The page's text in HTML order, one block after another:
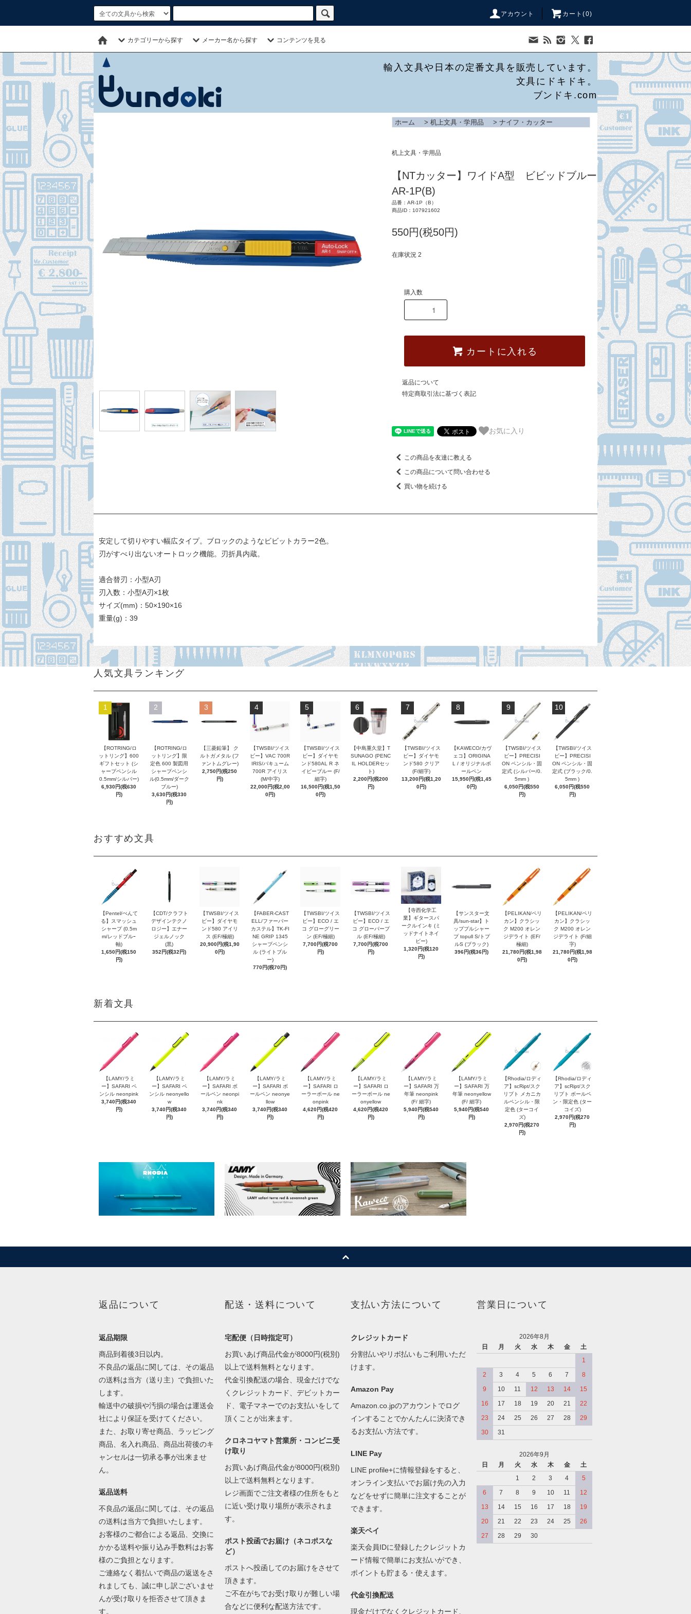
アカウント カート(0)
カテゴリーから探す メーカー名から探す コンテンツを見る
輸入文具や日本の定番文具を販売しています。
文具にドキドキ。
ブンドキ.com
ホーム > 机上文具・学用品 > ナイフ・カッター
机上文具・学用品
【NTカッター】ワイドA型 ビビッドブルー
AR-1P(B)
品番：AR-1P（B）
商品ID：107921602
550円(税50円)
在庫状況 2
購入数
カートに入れる
返品について
特定商取引法に基づく表記
お気に入り
この商品を友達に教える
この商品について問い合わせる
買い物を続ける
安定して切りやすい幅広タイプ。ブロックのようなビビットカラー2色。
刃がすべり出ないオートロック機能。刃折具内蔵。
適合替刃：小型A刃
刃入数：小型A刃×1枚
サイズ(mm)：50×190×16
重量(g)：39
人気文具ランキング
1
【ROTRING/ロ
ットリング】600
ギフトセット (シ
ャープペンシル
0.5mm/シルバー)
6,930円(税630
円)
2
【ROTRING/ロ
ットリング】限
定色 600 製図用
シャープペンシ
ル(0.5mm/ダーク
ブルー)
3,630円(税330
円)
3
【三菱鉛筆】 ク
ルトガメタル (フ
ァントムグレー)
2,750円(税250
円)
4
【TWSBI/ツイス
ビー】VAC 700R
IRIS/バキューム
700R アイリス
(M/中字)
22,000円(税2,00
0円)
5
【TWSBI/ツイス
ビー】ダイヤモ
ンド580AL R ネ
イビーブルー (F/
細字)
16,500円(税1,50
0円)
6
【中島重久堂】T
SUNAGO (PENC
IL HOLDERセッ
ト)
2,200円(税200
円)
7
【TWSBI/ツイス
ビー】ダイヤモ
ンド580 クリア
(F/細字)
13,200円(税1,20
0円)
8
【KAWECO/カヴ
ェコ】ORIGINA
L / オリジナルボ
ールペン
15,950円(税1,45
0円)
9
【TWSBI/ツイス
ビー】PRECISI
ON ペンシル・固
定式 (シルバー/0.
5mm )
6,050円(税550
円)
10
【TWSBI/ツイス
ビー】PRECISI
ON ペンシル・固
定式 (ブラック/0.
5mm )
6,050円(税550
円)
おすすめ文具
【Pentel/ぺんて
る】スマッシュ
シャープ (0.5m
m/レッドブルｰ
軸)
1,650円(税150
円)
【CDT/クラフト
デザインテクノ
ロジー】エナー
ジェルノック
(黒)
352円(税32円)
【TWSBI/ツイス
ビー】ダイヤモ
ンド580 アイリ
ス (EF/極細)
20,900円(税1,90
0円)
【FABER-CAST
ELL/ファーバー
カステル】TK-FI
NE GRIP 1345
シャープペンシ
ル (ライトブル
ー)
770円(税70円)
【TWSBI/ツイス
ビー】ECO / エ
コ グローグリー
ン (EF/極細)
7,700円(税700
円)
【TWSBI/ツイス
ビー】ECO / エ
コ グローパープ
ル (EF/極細)
7,700円(税700
円)
【寺西化学工
業】ギタースパ
ークルインキ (ミ
ッドナイトネイ
ビー)
1,320円(税120
円)
【サンスター文
具/sun-star】ト
ッププルシャー
プ topull S/トプ
ルS (ブラック)
396円(税36円)
【PELIKAN/ペリ
カン】クラシッ
ク M200 オレン
ジデライト (EF/
極細)
21,780円(税1,98
0円)
【PELIKAN/ペリ
カン】クラシッ
ク M200 オレン
ジデライト (F/細
字)
21,780円(税1,98
0円)
新着文具
【LAMY/ラミ
ー】SAFARI ペ
ンシル neonpink
3,740円(税340
円)
【LAMY/ラミ
ー】SAFARI ペ
ンシル neonyello
w
3,740円(税340
円)
【LAMY/ラミ
ー】SAFARI ボ
ールペン neonpi
nk
3,740円(税340
円)
【LAMY/ラミ
ー】SAFARI ボ
ールペン neonye
llow
3,740円(税340
円)
【LAMY/ラミ
ー】SAFARI ロ
ーラーボール ne
onpink
4,620円(税420
円)
【LAMY/ラミ
ー】SAFARI ロ
ーラーボール ne
onyellow
4,620円(税420
円)
【LAMY/ラミ
ー】SAFARI 万
年筆 neonpink
(F/ 細字)
5,940円(税540
円)
【LAMY/ラミ
ー】SAFARI 万
年筆 neonyellow
(F/ 細字)
5,940円(税540
円)
【Rhodia/ロディ
ア】scRipt/スク
リプト メカニカ
ルペンシル・限
定色 (ターコイ
ズ)
2,970円(税270
円)
【Rhodia/ロディ
ア】scRipt/スク
リプト ボールペ
ン・限定色 (ター
コイズ)
2,970円(税270
円)
返品について
返品期限
商品到着後3日以内。
不良品の返品に関しては、その返品
の送料は当方（送り主）で負担いた
します。
輸送中の破損や汚損の場合は運送会
社により保証を受けてください。
また、お取り寄せ商品、ラッピング
商品、名入れ商品、商品出荷後のキ
ャンセルは一切承る事が出来ませ
ん。
返品送料
不良品の返品に関しては、その返品
の送料は当方で負担いたします。
お客様のご都合による返品、交換に
かかる送料や振り込み手数料はお客
様のご負担となります。
ご連絡なく着払いで商品の返送をさ
れましても、誠に申し訳ございませ
んが受け取りを拒否させて頂きま
す。
配送・送料について
宅配便（日時指定可）
お買いあげ商品代金が8000円(税別)
以上で送料無料となります。
代金引換配送の場合、現金だけでな
くクレジットカード、デビットカー
ド、電子マネーでのお支払いをして
頂くことが出来ます。
クロネコヤマト営業所・コンビニ受
け取り
お買いあげ商品代金が8000円(税別)
以上で送料無料となります。
レジ画面でご注文者様の住所をもと
に近い受け取り場所が表示されま
す。
ポスト投函でお届け（ネコポスな
ど）
ポストへ投函してのお届けをさせて
頂きます。
ご不在がちでお受け取りが難しい場
合などに便利な配送方法です。
支払い方法について
クレジットカード
分割払いやリボ払いもご利用いただ
けます。
Amazon Pay
Amazon.co.jpのアカウントでログ
インすることでかんたんに決済でき
るお支払い方法です。
LINE Pay
LINE profile+に情報登録をすると、
オンライン支払いでお届け先の入力
などをせずに簡単に注文することが
できます。
楽天ペイ
楽天会員IDに登録したクレジットカ
ード情報で簡単にお支払いができ、
ポイントも貯まる・使えます。
代金引換配送
現金だけでなくクレジットカード、
営業日について
2026年8月
日
月 火 水 木 金
土
1
2
3 4 5 6 7
8
9
10 11 12 13 14
15
16
17 18 19 20 21
22
23
24 25 26 27 28
29
30
31
2026年9月
日
月 火 水 木 金
土
1
2 3 4
5
6
7 8 9 10 11
12
13
14 15 16 17 18
19
20
21 22 23 24 25
26
27
28 29 30